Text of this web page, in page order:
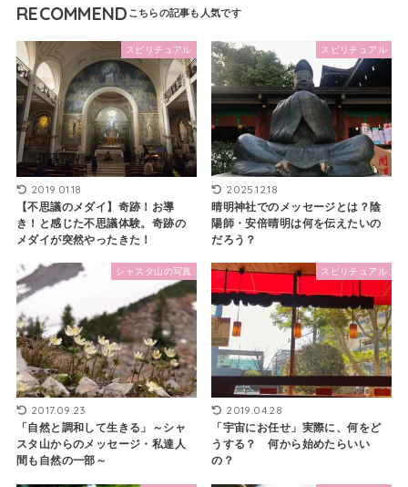
RECOMMEND
スピリチュアル
2019.01.18
【不思議のメダイ】奇跡！お導
き！と感じた不思議体験。奇跡の
メダイが突然やったきた！
スピリチュアル
2025.12.18
晴明神社でのメッセージとは？陰
陽師・安倍晴明は何を伝えたいの
だろう？
シャスタ山の写真
2017.09.23
「自然と調和して生きる」～シャ
スタ山からのメッセージ・私達人
間も自然の一部～
スピリチュアル
2019.04.28
「宇宙にお任せ」実際に、何をど
うする？ 何から始めたらいい
の？